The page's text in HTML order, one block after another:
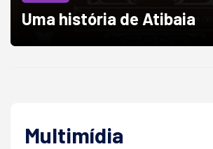
Uma história de Atibaia
Multimídia